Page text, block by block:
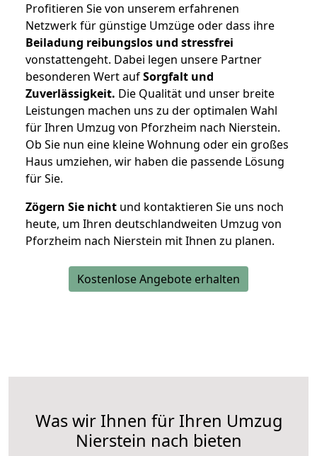
Profitieren Sie von unserem erfahrenen
Netzwerk für günstige Umzüge oder dass ihre
Beiladung reibungslos und stressfrei
vonstattengeht. Dabei legen unsere Partner
besonderen Wert aufSorgfalt und
Zuverlässigkeit. Die Qualität und unser breite
Leistungen machen uns zu der optimalen Wahl
für Ihren Umzug von Pforzheim nach Nierstein.
Ob Sie nun eine kleine Wohnung oder ein großes
Haus umziehen, wir haben die passende Lösung
für Sie.
Zögern Sie nicht und kontaktieren Sie uns noch
heute, um Ihren deutschlandweiten Umzug von
Pforzheim nach Nierstein mit Ihnen zu planen.
Kostenlose Angebote erhalten
Was wir Ihnen für Ihren Umzug
Nierstein nach bieten